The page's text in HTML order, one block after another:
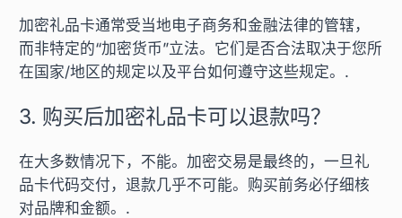
加密礼品卡通常受当地电子商务和金融法律的管辖，
而非特定的“加密货币”立法。它们是否合法取决于您所
在国家/地区的规定以及平台如何遵守这些规定。.
3. 购买后加密礼品卡可以退款吗？
在大多数情况下，不能。加密交易是最终的，一旦礼
品卡代码交付，退款几乎不可能。购买前务必仔细核
对品牌和金额。.